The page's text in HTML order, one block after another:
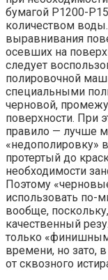
бумагой Р1200-
количеством
выравнивания
осевших на
следует
полировочной
специальными
черновой,
поверхности. При
правило — лучше
«недополировку»
протертый до
необходимости
Поэтому
использовать по-
вообще,
качественный
только
времени, но зато,
от сквозного